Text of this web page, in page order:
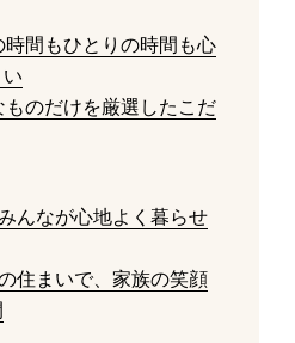
間もひとりの時間も心
のだけを厳選したこだ
んなが心地よく暮らせ
住まいで、家族の笑顔